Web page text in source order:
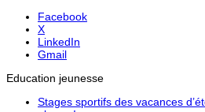
Facebook
X
LinkedIn
Gmail
Education jeunesse
Stages sportifs des vacances